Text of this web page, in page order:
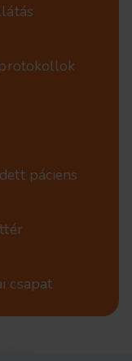
páciens
csapat